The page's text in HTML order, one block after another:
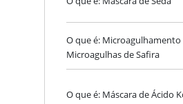
O que é: Microagulhamento
Microagulhas de Safira
O que é: Máscara de Ácido